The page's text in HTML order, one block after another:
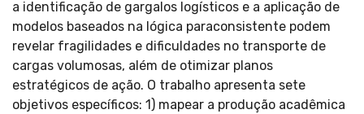
a identificação de gargalos logísticos e a aplicação de
modelos baseados na lógica paraconsistente podem
revelar fragilidades e dificuldades no transporte de
cargas volumosas, além de otimizar planos
estratégicos de ação. O trabalho apresenta sete
objetivos específicos: 1) mapear a produção acadêmica